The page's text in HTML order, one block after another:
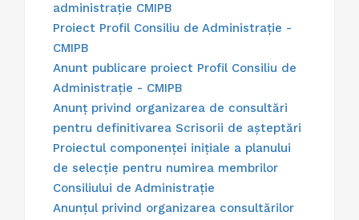
administrație CMIPB
Proiect Profil Consiliu de Administrație -
CMIPB
Anunt publicare proiect Profil Consiliu de
Administrație - CMIPB
Anunț privind organizarea de consultări
pentru definitivarea Scrisorii de așteptări
Proiectul componenței inițiale a planului
de selecție pentru numirea membrilor
Consiliului de Administrație
Anunțul privind organizarea consultărilor